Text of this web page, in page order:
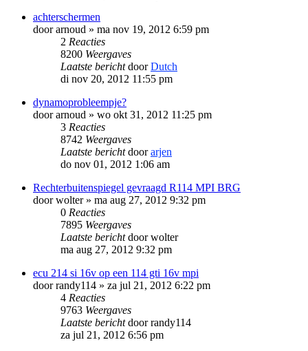
achterschermen
doorarnoud » ma nov 19, 2012 6:59 pm
2 Reacties
8200 Weergaves
Laatste berichtdoorDutch
di nov 20, 2012 11:55 pm
dynamoprobleempje?
doorarnoud » wo okt 31, 2012 11:25 pm
3 Reacties
8742 Weergaves
Laatste berichtdoorarjen
do nov 01, 2012 1:06 am
Rechterbuitenspiegel gevraagd R114 MPI BRG
doorwolter» ma aug 27, 2012 9:32 pm
0 Reacties
7895 Weergaves
Laatste berichtdoorwolter
ma aug 27, 2012 9:32 pm
ecu 214 si 16v op een 114 gti 16v mpi
doorrandy114 » za jul 21, 2012 6:22 pm
4 Reacties
9763 Weergaves
Laatste berichtdoorrandy114
za jul 21, 2012 6:56 pm